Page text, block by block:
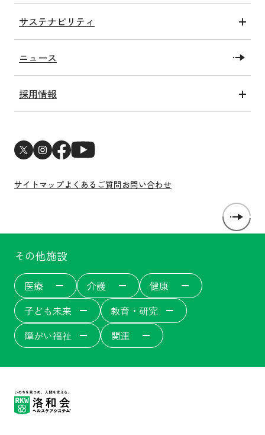
サイトマップよくあるご質問お問い合わせ
健康アクト
子ども未来アクト
障がい福祉アクト
グループ情報
沿革
私たちの施設
社会福祉法人洛和福祉会
サステナビリティ
トップコミットメント
SDGsへの取り組み
洛和会健康経営宣言
ESGへの取り組み
ニュース
採用情報
新卒採用
医師・研修医採用
その他施設
医療 介護
健康
子ども未来
教育・研究
障がい福祉
関連
洛和会音羽病院
洛和会丸太町病院
洛和会音羽リハビリテーション病院
洛和会東寺南クリニック
介護サービス
介護付有料老人ホーム
洛和会医療介護サービスセンター
居宅介護支援事業
洛和会音羽病院健診センター
洛和メディカルスポーツ京都丸太町
洛和東桂坂保育園
洛和桂小規模保育園
守山市立吉身保育園
守山市立よしみ乳児保育園
洛和会京都看護学校
洛和会京都医学教育センター
洛和会学術支援センター
障がい者福祉施設 障がい者就労支援事業所
居宅介護支援事業[ウェルネット]
障がい者労働支援事業